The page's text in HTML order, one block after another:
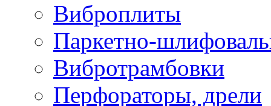
Виброплиты
Паркетно-
Вибротрамбовки
Перфораторы, дрели